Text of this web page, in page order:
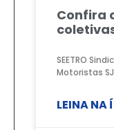
Confira
SEETRO
Motoristas
LEINA NA